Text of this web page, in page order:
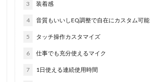
3 装着感
4 音質もいいしEQ調整で自在にカスタム可能
5 タッチ操作カスタマイズ
6 仕事でも充分使えるマイク
7 1日使える連続使用時間